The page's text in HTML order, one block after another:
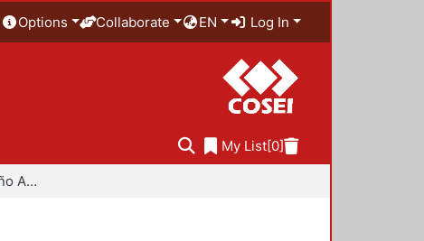
Options Collaborate EN Log In
My List[0]
Especialidad en Diseño Ambiental